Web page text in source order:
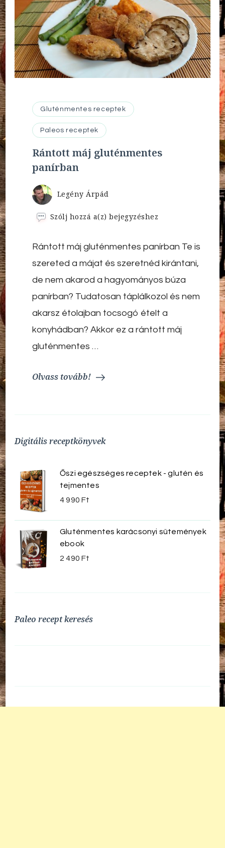
Gluténmentes receptek
Paleos receptek
Rántott máj gluténmentes
panírban
Legény Árpád
Szólj hozzá a(z)Rántott
panírban
bejegyzéshez
Rántott máj gluténmentes panírban Te is
szereted a májat és szeretnéd kirántani,
de nem akarod a hagyományos búza
panírban? Tudatosan táplálkozol és nem
akarsz étolajban tocsogó ételt a
konyhádban? Akkor ez a rántott máj
gluténmentes …
Olvass tovább!
Digitális receptkönyvek
Őszi egészséges receptek - glutén és
tejmentes
4 990Ft
Gluténmentes karácsonyi sütemények
ebook
2 490Ft
Paleo recept keresés